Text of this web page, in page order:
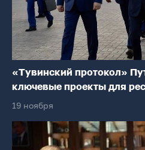
«Тувинский протокол»
ключевые проекты для
19 ноября